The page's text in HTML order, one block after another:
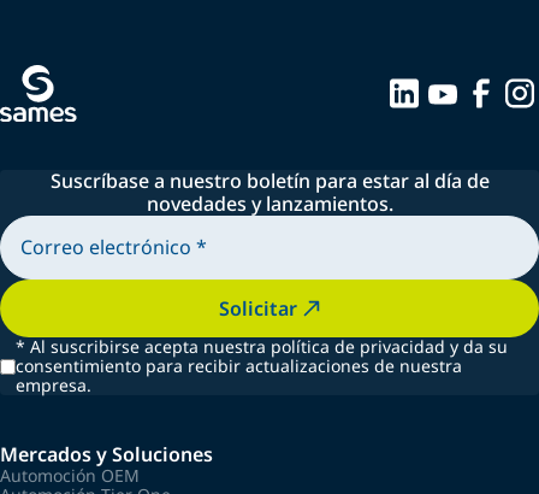
Suscríbase a nuestro boletín para estar al día de
novedades y lanzamientos.
Solicitar
* Al suscribirse acepta nuestra política de privacidad y da su
consentimiento para recibir actualizaciones de nuestra
empresa.
Mercados y Soluciones
Automoción OEM